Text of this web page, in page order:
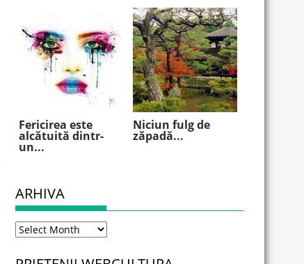
Fericirea este
alcătuită dintr-
un...
Niciun fulg de
zăpadă...
ARHIVA
Arhiva